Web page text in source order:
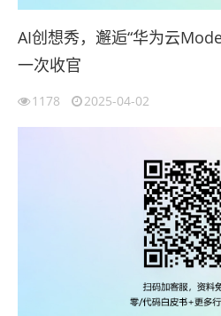
AI创想秀，邂逅“华为云
一次收官
1178 2025-04-02